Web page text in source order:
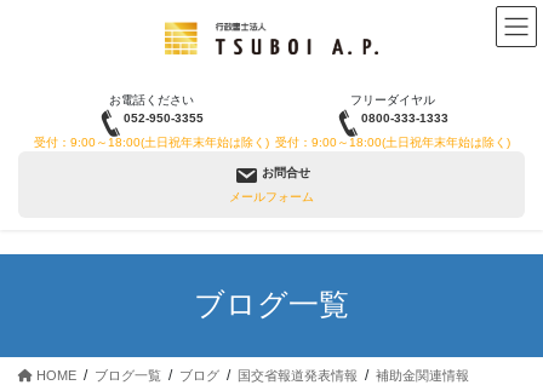
お電話ください
052-950-3355
受付：9:00～18:00(土日祝年末年始は除く)
フリーダイヤル
0800-333-1333
受付：9:00～18:00(土日祝年末年始は除く)
お問合せ
メールフォーム
ブログ一覧
HOME ブログ一覧 ブログ 国交省報道発表情報
補助金関連情報